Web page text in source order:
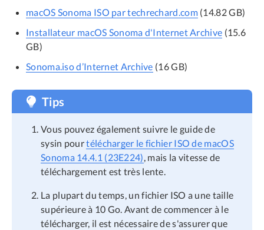
macOS Sonoma ISO par techrechard.com(14.82 GB)
Installateur macOS Sonoma d'Internet Archive (15.6
GB)
Sonoma.iso d’Internet Archive (16 GB)
Tips
Vous pouvez également suivre le guide de
sysin pourtélécharger le fichier ISO de macOS
Sonoma 14.4.1 (23E224), mais la vitesse de
téléchargement est très lente.
La plupart du temps, un fichier ISO a une taille
supérieure à 10 Go. Avant de commencer à le
télécharger, il est nécessaire de s'assurer que